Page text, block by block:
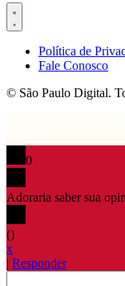
Política de
Fale Conosco
© São Paulo Digital.
0
Adoraria saber sua
()
x
| Responder